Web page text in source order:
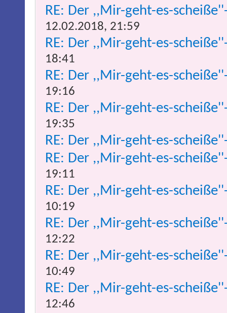
RE: Der ,,Mir-geht-es-
12.02.2018, 21:59
RE: Der ,,Mir-geht-es-
18:41
RE: Der ,,Mir-geht-es-
19:16
RE: Der ,,Mir-geht-es-
19:35
RE: Der ,,Mir-geht-es-
RE: Der ,,Mir-geht-es-
19:11
RE: Der ,,Mir-geht-es-
10:19
RE: Der ,,Mir-geht-es-
12:22
RE: Der ,,Mir-geht-es-
10:49
RE: Der ,,Mir-geht-es-
12:46